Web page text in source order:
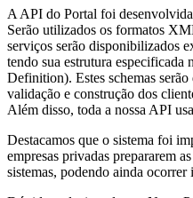
A API do Portal foi
Serão utilizados os formatos
serviços serão disponibilizados
tendo sua estrutura
Definition). Estes schemas
validação e construção dos
Além disso, toda a nossa API
Destacamos que o sistema foi
empresas privadas prepararem
sistemas, podendo ainda ocorrer